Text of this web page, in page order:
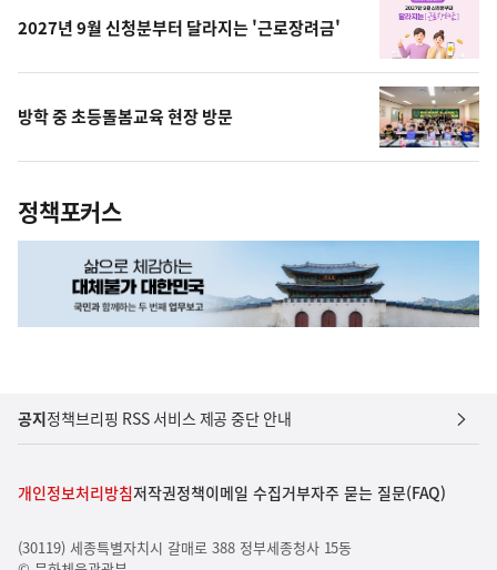
2027년 9월 신청분부터 달라지는 '근로장려금'
방학 중 초등돌봄교육 현장 방문
정책포커스
공지정책브리핑 RSS 서비스 제공 중단 안내
개인정보처리방침저작권정책이메일 수집거부자주 묻는 질문(FAQ)
(30119) 세종특별자치시 갈매로 388 정부세종청사 15동